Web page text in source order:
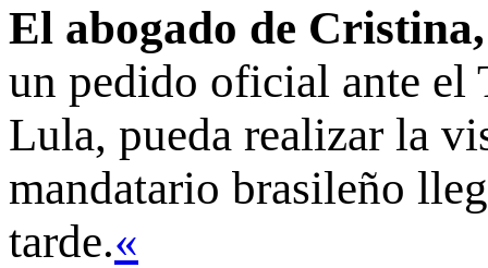
El abogado de
un pedido oficial ante el
Lula, pueda realizar la
mandatario brasileño
tarde.«